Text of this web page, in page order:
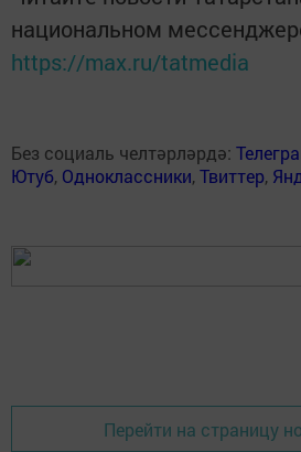
национальном
https://max.ru/tatmedia
Без социаль челтәрләрдә:
Ютуб, Одноклассники,Твиттер,
Перейти на страницу